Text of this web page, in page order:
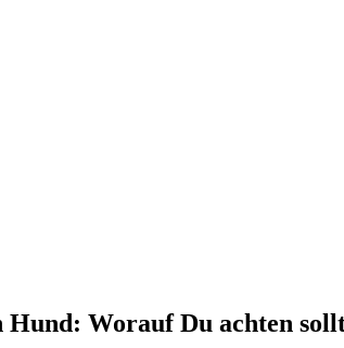
Wor­auf Du ach­ten